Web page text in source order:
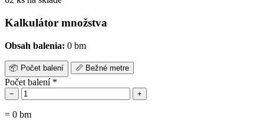
Kalkulátor množstva
Obsah balenia: 0 bm
📦 Počet balení 📏 Bežné metre
Počet balení *
− +
= 0 bm